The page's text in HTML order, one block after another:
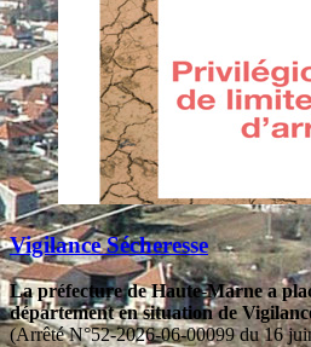
Vigilance Sécheresse
La préfecture de Haute-Marne a
département en situation de
(Arrêté N°52-2026-06-00099 du 16